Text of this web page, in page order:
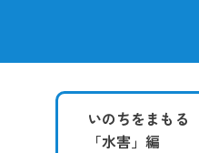
いのちをまもる
「水害」編